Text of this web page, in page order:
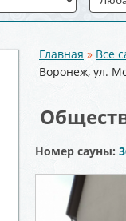
Вы здесь
Главная » Все
Воронеж, ул.
Номер сауны: